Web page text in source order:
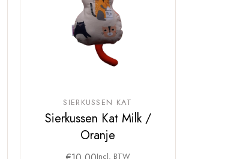
SIERKUSSEN KAT
Sierkussen Kat Milk /
Oranje
Incl. BTW